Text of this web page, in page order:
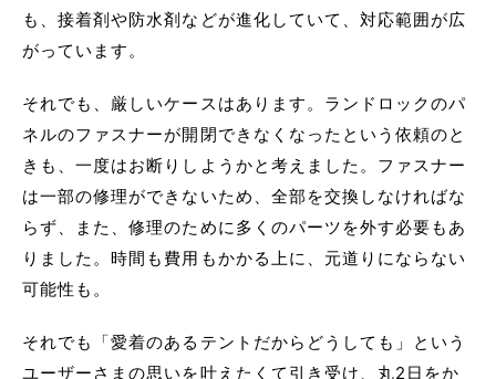
も、接着剤や防水剤などが進化していて、対応範囲が広
がっています。
それでも、厳しいケースはあります。ランドロックのパ
ネルのファスナーが開閉できなくなったという依頼のと
きも、一度はお断りしようかと考えました。ファスナー
は一部の修理ができないため、全部を交換しなければな
らず、また、修理のために多くのパーツを外す必要もあ
りました。時間も費用もかかる上に、元道りにならない
可能性も。
それでも「愛着のあるテントだからどうしても」という
ユーザーさまの思いを叶えたくて引き受け、丸2日をか